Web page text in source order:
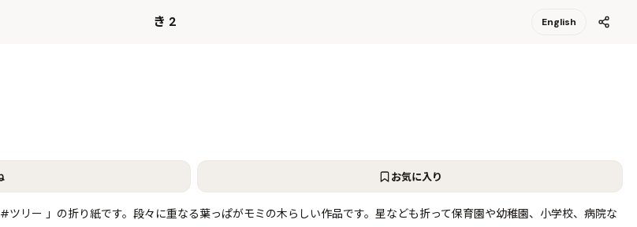
き 2 English
お気に入り
リー 」の折り紙です。段々に重なる葉っぱがモミの木らしい作品です。星なども折って保育園や幼稚園、小学校、病院な